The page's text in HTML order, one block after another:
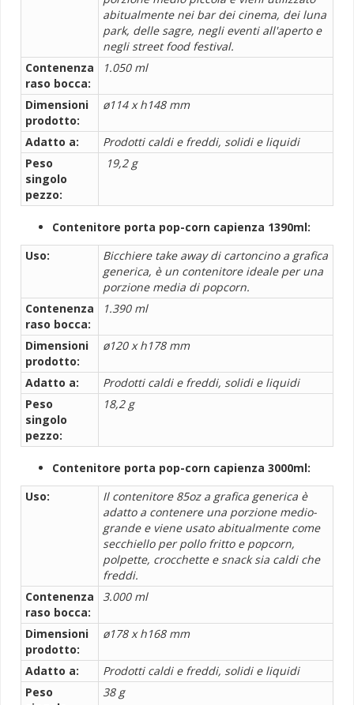
abitualmente nei bar dei cinema, dei luna
park, delle sagre, negli eventi all'aperto e
negli street food festival.
Contenenza
raso bocca:
1.050 ml
Dimensioni
prodotto:
ø114 x h148 mm
Adatto a:
Prodotti caldi e freddi, solidi e liquidi
Peso
singolo
pezzo:
19,2 g
Contenitore porta pop-corn capienza 1390ml:
Uso:
Bicchiere take away di cartoncino a grafica
generica, è un contenitore ideale per una
porzione media di popcorn.
Contenenza
raso bocca:
1.390 ml
Dimensioni
prodotto:
ø120 x h178 mm
Adatto a:
Prodotti caldi e freddi, solidi e liquidi
Peso
singolo
pezzo:
18,2 g
Contenitore porta pop-corn capienza 3000ml:
Uso:
Il contenitore 85oz a grafica generica è
adatto a contenere una porzione medio-
grande e viene usato abitualmente come
secchiello per pollo fritto e popcorn,
polpette, crocchette e snack sia caldi che
freddi.
Contenenza
raso bocca:
3.000 ml
Dimensioni
prodotto:
ø178 x h168 mm
Adatto a:
Prodotti caldi e freddi, solidi e liquidi
Peso
38 g